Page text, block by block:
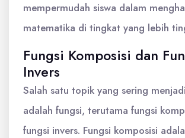
mempermudah siswa dalam
matematika di tingkat yang lebih
Fungsi Komposisi dan
Invers
Salah satu topik yang sering
adalah fungsi, terutama fungsi
fungsi invers. Fungsi komposisi